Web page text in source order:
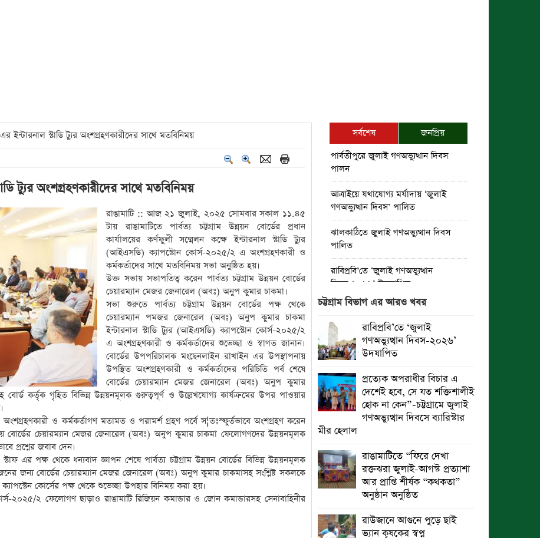
ইন্টারনাল স্টাডি ট্যুর অংশগ্রহণকারীদের সাথে মতবিনিময়
ট্যুর অংশগ্রহণকারীদের সাথে মতবিনিময়
রাঙামাটি :: আজ ২১ জুলাই, ২০২৫ সোমবার সকাল ১১.৪৫
টায় রাঙামাটিতে পার্বত্য চট্টগ্রাম উন্নয়ন বোর্ডের প্রধান
কার্যালয়ের কর্ণফুলী সম্মেলন কক্ষে ইন্টারনাল স্টাডি ট্যুর
(আইএসডি) ক্যাপস্টোন কোর্স-২০২৫/২ এ অংশগ্রহণকারী ও
কর্মকর্তাদের সাথে মতবিনিময় সভা অনুষ্ঠিত হয়।
উক্ত সভায় সভাপতিত্ব করেন পার্বত্য চট্টগ্রাম উন্নয়ন বোর্ডের
চেয়ারম্যান মেজর জেনারেল (অবঃ) অনুপ কুমার চাকমা।
সভা শুরুতে পার্বত্য চট্টগ্রাম উন্নয়ন বোর্ডের পক্ষ থেকে
চেয়ারম্যান পমজর জেনারেল (অবঃ) অনুপ কুমার চাকমা
ইন্টারনাল স্টাডি ট্যুর (আইএসডি) ক্যাপস্টোন কোর্স-২০২৫/২
এ অংশগ্রহণকারী ও কর্মকর্তাদের শুভেচ্ছা ও স্বাগত জানান।
বোর্ডের উপপরিচালক মংছেনলাইন রাখাইন এর উপস্থাপনায়
উপস্থিত অংশগ্রহণকারী ও কর্মকর্তাদের পরিচিতি পর্ব শেষে
বোর্ডের চেয়ারম্যান মেজর জেনারেল (অবঃ) অনুপ কুমার
বোর্ড কর্তৃক গৃহিত বিভিন্ন উন্নয়নমূলক গুরুত্বপূর্ণ ও উল্লেখযোগ্য কার্যক্রমের উপর পাওয়ার
ও কর্মকর্তাগণ মতামত ও পরামর্শ গ্রহণ পর্বে স¦তঃস্ফুর্তভাবে অংশগ্রহণ করেন
বোর্ডের চেয়ারম্যান মেজর জেনারেল (অবঃ) অনুপ কুমার চাকমা ফেলোগণদের উন্নয়নমূলক
প্রশ্নের জবাব দেন।
এর পক্ষ থেকে ধন্যবাদ জ্ঞাপন শেষে পার্বত্য চট্টগ্রাম উন্নয়ন বোর্ডের বিভিন্ন উন্নয়নমূলক
জন্য বোর্ডের চেয়ারম্যান মেজর জেনারেল (অবঃ) অনুপ কুমার চাকমাসহ সংশ্লিষ্ট সকলকে
কোর্সের পক্ষ থেকে শুভেচ্ছা উপহার বিনিময় করা হয়।
২০২৫/২ ফেলোগণ ছাড়াও রাঙামাটি রিজিয়ন কমান্ডার ও জোন কমান্ডারসহ সেনাবাহিনীর
সর্বশেষ
জনপ্রিয়
পার্বতীপুরে জুলাই গণঅভ্যুত্থান দিবস
পালন
আত্রাইয়ে যথাযোগ্য মর্যাদায় ‘জুলাই
গণঅভ্যুত্থান দিবস’ পালিত
ঝালকাঠিতে জুলাই গণঅভ্যুত্থান দিবস
পালিত
রাবিপ্রবি’তে ‘জুলাই গণঅভ্যুত্থান
দিবস-২০২৬’ উদযাপিত
প্রত্যেক অপরাধীর বিচার এ দেশেই হবে,
সে যত শক্তিশালীই হোক না কেন”-
চট্টগ্রামে জুলাই গণঅভ্যুত্থান দিবসে
ব্যারিস্টার মীর হেলাল
গণঅভ্যুত্থানের অর্জন আজ রাজনৈতিক
মাফিয়া ও দুর্বৃত্তায়নের খপ্পরে : আবু হাসান
টিপু
রাঙামাটিতে “ফিরে দেখা রক্তঝরা জুলাই-
আগস্ট প্রত্যাশা আর প্রাপ্তি শীর্ষক
“কথকতা” অনুষ্ঠান অনুষ্ঠিত
ছুটির রাতে খোলা ভূমি অফিস, ভেতরে
তহশিলদার
সমঝোতা স্মারক স্বাক্ষর করেছে বিটিএমএ
এবং বিজিএমইএ
চট্টগ্রাম বিভাগ এর আরও খবর
রাবিপ্রবি’তে ‘জুলাই
গণঅভ্যুত্থান দিবস-২০২৬’
উদযাপিত
প্রত্যেক অপরাধীর বিচার এ
দেশেই হবে, সে যত শক্তিশালীই
হোক না কেন”-চট্টগ্রামে জুলাই
গণঅভ্যুত্থান দিবসে ব্যারিস্টার
মীর হেলাল
রাঙামাটিতে “ফিরে দেখা
রক্তঝরা জুলাই-আগস্ট প্রত্যাশা
আর প্রাপ্তি শীর্ষক “কথকতা”
অনুষ্ঠান অনুষ্ঠিত
রাউজানে আগুনে পুড়ে ছাই
ভ্যান কৃষকের স্বপ্ন